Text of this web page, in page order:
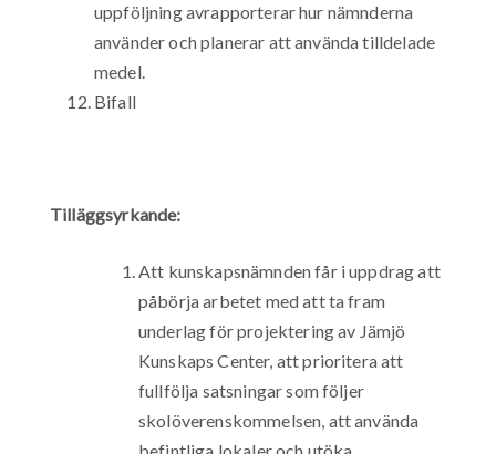
uppföljning avrapporterar hur nämnderna
använder och planerar att använda tilldelade
medel.
Bifall
Tilläggsyrkande:
Att kunskapsnämnden får i uppdrag att
påbörja arbetet med att ta fram
underlag för projektering av Jämjö
Kunskaps Center, att prioritera att
fullfölja satsningar som följer
skolöverenskommelsen, att använda